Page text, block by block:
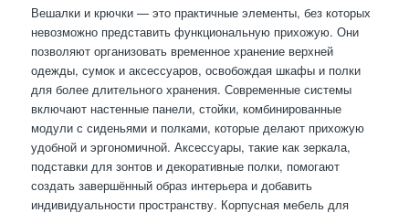
Вешалки и крючки — это практичные элементы, без которых
невозможно представить функциональную прихожую. Они
позволяют организовать временное хранение верхней
одежды, сумок и аксессуаров, освобождая шкафы и полки
для более длительного хранения. Современные системы
включают настенные панели, стойки, комбинированные
модули с сиденьями и полками, которые делают прихожую
удобной и эргономичной. Аксессуары, такие как зеркала,
подставки для зонтов и декоративные полки, помогают
создать завершённый образ интерьера и добавить
индивидуальности пространству. Корпусная мебель для